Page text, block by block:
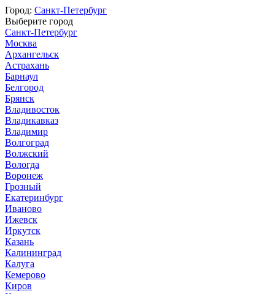
Город: Санкт-Петербург
Выберите город
Санкт-Петербург
Москва
Архангельск
Астрахань
Барнаул
Белгород
Брянск
Владивосток
Владикавказ
Владимир
Волгоград
Волжский
Вологда
Воронеж
Грозный
Екатеринбург
Иваново
Ижевск
Иркутск
Казань
Калининград
Калуга
Кемерово
Киров